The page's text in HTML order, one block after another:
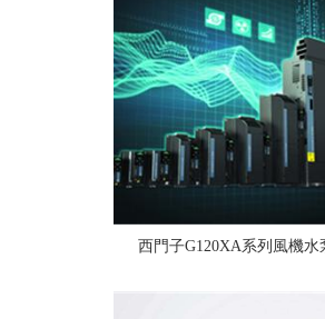
西門子G120XA系列風機水